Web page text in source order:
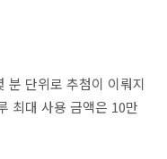
분 단위로 추첨이 이뤄지
최대 사용 금액은 10만